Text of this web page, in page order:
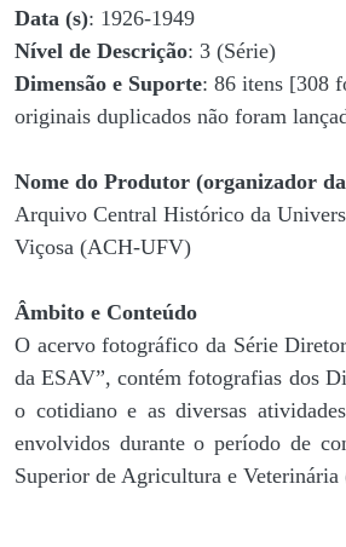
Data (s): 1926-1949
Nível de Descrição: 3 (Série)
Dimensão e Suporte: 86 itens [308
originais duplicados não foram
Nome do Produtor (organizador
Arquivo Central Histórico da
Viçosa (ACH-UFV)
Âmbito e Conteúdo
O acervo fotográfico da Série
da ESAV”, contém fotografias dos
o cotidiano e as diversas
envolvidos durante o período de
Superior de Agricultura e Veterinária